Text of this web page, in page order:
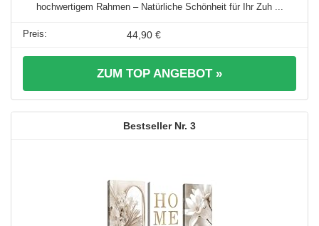
hochwertigem Rahmen – Natürliche Schönheit für Ihr Zuh ...
44,90 €
ZUM TOP ANGEBOT »
3